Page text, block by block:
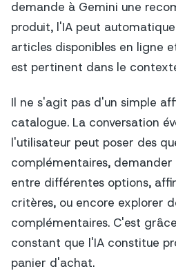
demande à Gemini une
produit, l'IA peut
articles disponibles en ligne
est pertinent dans le
Il ne s'agit pas d'un simple
catalogue. La conversation
l'utilisateur peut poser des
complémentaires,
entre différentes options,
critères, ou encore explorer
complémentaires. C'est
constant que l'IA constitue
panier d'achat.